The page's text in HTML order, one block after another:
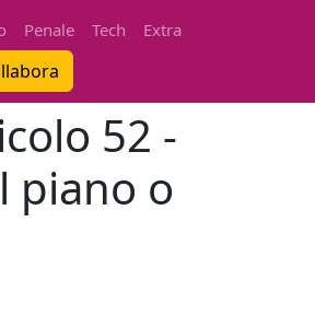
Penale Tech
Extra
52 -
piano o